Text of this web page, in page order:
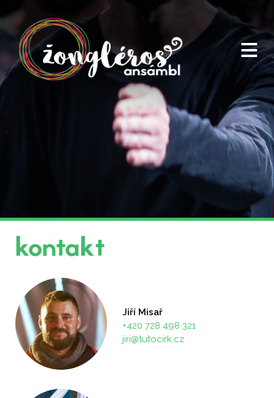
≡
kontakt
Jiří Misař
+420 728 498 321
jiri@tutocirk.cz